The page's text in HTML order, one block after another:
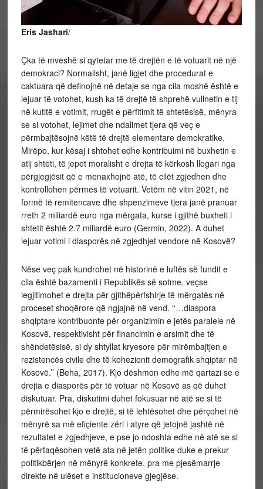
Eris Jashari/
Çka të mveshë si qytetar me të drejtën e të votuarit në një
demokraci? Normalisht, janë ligjet dhe procedurat e
caktuara që definojnë në detaje se nga cila moshë është e
lejuar të votohet, kush ka të drejtë të shprehë vullnetin e tij
në kutitë e votimit, rrugët e përfitimit të shtetësisë, mënyra
se si votohet, lejimet dhe ndalimet tjera që veç e
përmbajtësojnë këtë të drejtë elementare demokratike.
Mirëpo, kur kësaj i shtohet edhe kontribuimi në buxhetin e
atij shteti, të jepet moralisht e drejta të kërkosh llogari nga
përgjegjësit që e menaxhojnë atë, të cilët zgjedhen dhe
kontrollohen përmes të votuarit. Vetëm në vitin 2021, në
formë të remitencave dhe shpenzimeve tjera janë pranuar
rreth 2 miliardë euro nga mërgata, kurse i gjithë buxheti i
shtetit është 2.7 miliardë euro (Germin, 2022). A duhet
lejuar votimi i diasporës në zgjedhjet vendore në Kosovë?
Nëse veç pak kundrohet në historinë e luftës së fundit e
cila është bazamenti i Republikës së sotme, veçse
legjitimohet e drejta për gjithëpërfshirje të mërgatës në
proceset shoqërore që ngjajnë në vend. ‘‘…diaspora
shqiptare kontribuonte për organizimin e jetës paralele në
Kosovë, respektivisht për financimin e arsimit dhe të
shëndetësisë, si dy shtyllat kryesore për mirëmbajtjen e
rezistencës civile dhe të kohezionit demografik shqiptar në
Kosovë.’’ (Beha, 2017). Kjo dëshmon edhe më qartazi se e
drejta e diasporës për të votuar në Kosovë as që duhet
diskutuar. Pra, diskutimi duhet fokusuar në atë se si të
përmirësohet kjo e drejtë, si të lehtësohet dhe përçohet në
mënyrë sa më efiçiente zëri i atyre që jetojnë jashtë në
rezultatet e zgjedhjeve, e pse jo ndoshta edhe në atë se si
të përfaqësohen vetë ata në jetën politike duke e prekur
politikbërjen në mënyrë konkrete, pra me pjesëmarrje
direkte në ulëset e institucioneve gjegjëse.